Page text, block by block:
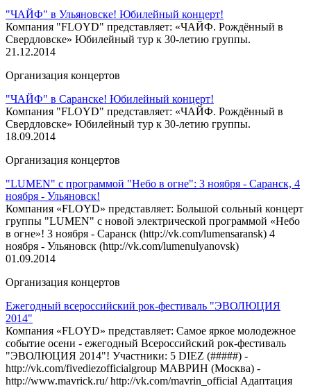
"ЧАЙФ" в Ульяновске! Юбилейный концерт!
Компания "FLOYD" представляет: «ЧАЙФ. Рождённый в
Свердловске» Юбилейный тур к 30-летию группы.
21.12.2014
Организация концертов
"ЧАЙФ" в Саранске! Юбилейный концерт!
Компания "FLOYD" представляет: «ЧАЙФ. Рождённый в
Свердловске» Юбилейный тур к 30-летию группы.
18.09.2014
Организация концертов
"LUMEN" с программой "Небо в огне": 3 ноября - Саранск, 4
ноября - Ульяновск!
Компания «FLOYD» представляет: Большой сольный концерт
группы "LUMEN" с новой электрической программой «Небо
в огне»! 3 ноября - Саранск (http://vk.com/lumensaransk) 4
ноября - Ульяновск (http://vk.com/lumenulyanovsk)
01.09.2014
Организация концертов
Ежегодный всероссийский рок-фестиваль "ЭВОЛЮЦИЯ
2014"
Компания «FLOYD» представляет: Самое яркое молодежное
событие осени - ежегодный Всероссийский рок-фестиваль
"ЭВОЛЮЦИЯ 2014"! Участники: 5 DIEZ (#####) -
http://vk.com/fivediezofficialgroup МАВРИН (Москва) -
http://www.mavrick.ru/ http://vk.com/mavrin_official Адаптация